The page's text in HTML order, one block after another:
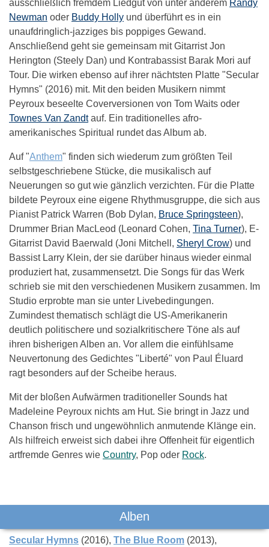
ausschließlich fremdem Liedgut von unter anderem Randy
Newman oder Buddy Holly und überführt es in ein
unaufdringlich-jazziges bis poppiges Gewand.
Anschließend geht sie gemeinsam mit Gitarrist Jon
Herington (Steely Dan) und Kontrabassist Barak Mori auf
Tour. Die wirken ebenso auf ihrer nächtsten Platte "Secular
Hymns" (2016) mit. Mit den beiden Musikern nimmt
Peyroux beseelte Coverversionen von Tom Waits oder
Townes Van Zandtauf. Ein traditionelles afro-
amerikanisches Spiritual rundet das Album ab.
Auf "Anthem" finden sich wiederum zum größten Teil
selbstgeschriebene Stücke, die musikalisch auf
Neuerungen so gut wie gänzlich verzichten. Für die Platte
bildete Peyroux eine eigene Rhythmusgruppe, die sich aus
Pianist Patrick Warren (Bob Dylan, Bruce Springsteen),
Drummer Brian MacLeod (Leonard Cohen, Tina Turner), E-
Gitarrist David Baerwald (Joni Mitchell, Sheryl Crow) und
Bassist Larry Klein, der sie darüber hinaus wieder einmal
produziert hat, zusammensetzt. Die Songs für das Werk
schrieb sie mit den verschiedenen Musikern zusammen. Im
Studio erprobte man sie unter Livebedingungen.
Zumindest thematisch schlägt die US-Amerikanerin
deutlich politischere und sozialkritischere Töne als auf
ihren bisherigen Alben an. Vor allem die einfühlsame
Neuvertonung des Gedichtes "Liberté" von Paul Éluard
ragt besonders auf der Scheibe heraus.
Mit der bloßen Aufwärmen traditioneller Sounds hat
Madeleine Peyroux nichts am Hut. Sie bringt in Jazz und
Chanson frisch und ungewöhnlich anmutende Klänge ein.
Als hilfreich erweist sich dabei ihre Offenheit für eigentlich
artfremde Genres wie Country, Pop oder Rock.
Das könnte Dich auch interessieren:
Alben
Secular Hymns (2016) The Blue Room (2013)